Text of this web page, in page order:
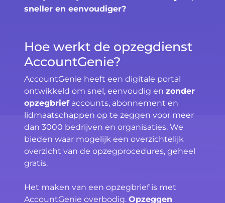
sneller en eenvoudiger?
Hoe werkt de opzegdienst
AccountGenie?
AccountGenie heeft een digitale portal
ontwikkeld om snel, eenvoudig en zonder
opzegbriefaccounts, abonnement en
lidmaatschappen op te zeggen voor meer
dan 3000 bedrijven en organisaties. We
bieden waar mogelijk een overzichtelijk
overzicht van de opzegprocedures, geheel
gratis.
Het maken van een opzegbrief is met
AccountGenie overbodig. Opzeggen